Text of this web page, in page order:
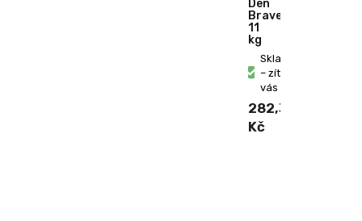
Den
Braven
11
kg
Skladem
– zítra u
vás
282,30
Kč